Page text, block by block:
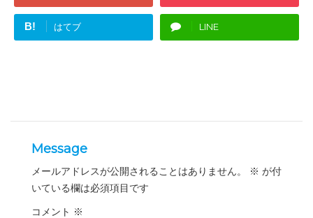
B! はてブ LINE
Message
メールアドレスが公開されることはありません。 ※ が付
いている欄は必須項目です
コメント ※